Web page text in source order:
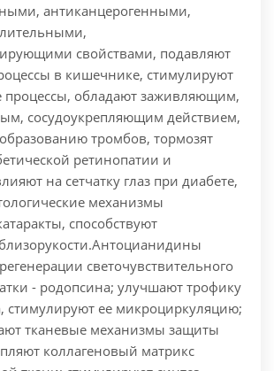
антиканцерогенными,
свойствами, подавляют
в кишечнике, стимулируют
процессы, обладают заживляющим,
сосудоукрепляющим действием,
тромбов, тормозят
ретинопатии и
на сетчатку глаз при диабете,
механизмы
способствуют
Антоцианидины
светочувствительного
- родопсина; улучшают трофику
стимулируют ее микроциркуляцию;
тканевые механизмы защиты
коллагеновый матрикс